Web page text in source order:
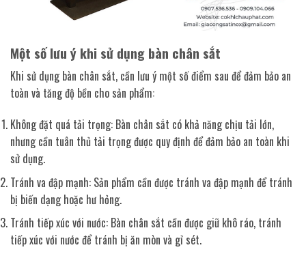
Một số lưu ý khi sử dụng bàn chân sắt
Khi sử dụng bàn chân sắt, cần lưu ý một số điểm sau để đảm bảo an
toàn và tăng độ bền cho sản phẩm:
Không đặt quá tải trọng: Bàn chân sắt có khả năng chịu tải lớn,
nhưng cần tuân thủ tải trọng được quy định để đảm bảo an toàn khi
sử dụng.
Tránh va đập mạnh: Sản phẩm cần được tránh va đập mạnh để tránh
bị biến dạng hoặc hư hỏng.
Tránh tiếp xúc với nước: Bàn chân sắt cần được giữ khô ráo, tránh
tiếp xúc với nước để tránh bị ăn mòn và gỉ sét.